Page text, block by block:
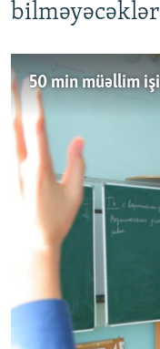
bilməyəcəklər